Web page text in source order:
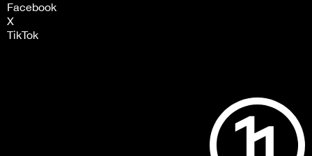
Facebook
X
TikTok